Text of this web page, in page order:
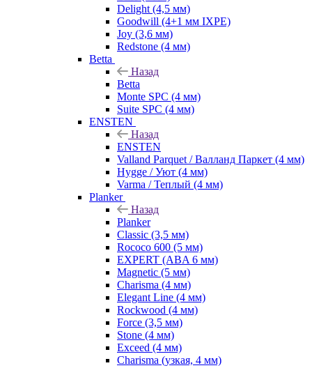
Delight (4,5 мм)
Goodwill (4+1 мм IXPE)
Joy (3,6 мм)
Redstone (4 мм)
Betta
Назад
Betta
Monte SPC (4 мм)
Suite SPC (4 мм)
ENSTEN
Назад
ENSTEN
Valland Parquet / Валланд Паркет (4 мм)
Hygge / Уют (4 мм)
Varma / Теплый (4 мм)
Planker
Назад
Planker
Classic (3,5 мм)
Rococo 600 (5 мм)
EXPERT (ABA 6 мм)
Magnetic (5 мм)
Charisma (4 мм)
Elegant Line (4 мм)
Rockwood (4 мм)
Force (3,5 мм)
Stone (4 мм)
Exceed (4 мм)
Charisma (узкая, 4 мм)